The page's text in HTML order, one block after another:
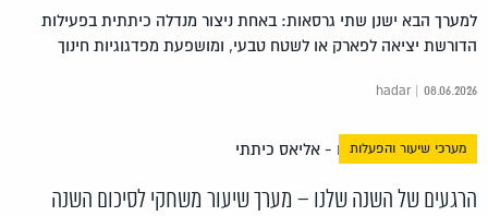
למערך הבא ישנן שתי גרסאות: באחת ניצור מנדלה כיתתית בפעילות
הדורשת יציאה לפארק או לשטח טבעי, ומושפעת מפדגוגיות חינוך
hadar | 08.06.2026
מערכי שיעור והפעלות
הרגעים של השנה שלנו – מערך שיעור משחקי לסיכום השנה